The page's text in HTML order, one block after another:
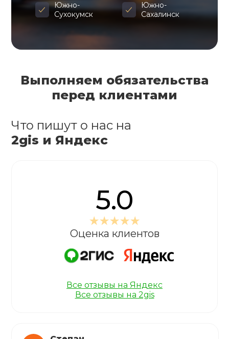
Южно-
Сухокумск
Южно-
Сахалинск
Выполняем обязательства
перед клиентами
Что пишут о нас на
2gis и Яндекс
5.0
Оценка клиентов
Все отзывы на Яндекс
Все отзывы на 2gis